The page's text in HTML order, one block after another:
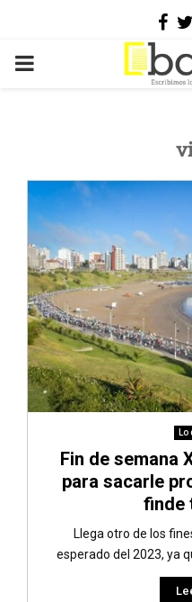
PRIMARY
Lo
Fin de semana
para sacarle
finde
Llega otro de los
esperado del 2023, ya